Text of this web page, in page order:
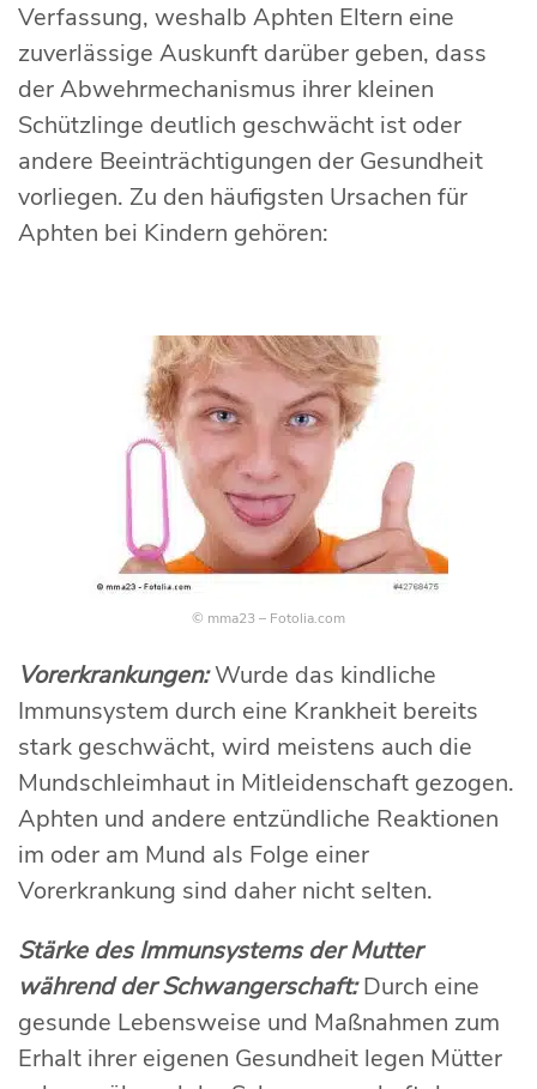
Verfassung, weshalb Aphten Eltern eine
zuverlässige Auskunft darüber geben, dass
der Abwehrmechanismus ihrer kleinen
Schützlinge deutlich geschwächt ist oder
andere Beeinträchtigungen der Gesundheit
vorliegen. Zu den häufigsten Ursachen für
Aphten bei Kindern gehören:
© mma23 – Fotolia.com
Vorerkrankungen:Wurde das kindliche
Immunsystem durch eine Krankheit bereits
stark geschwächt, wird meistens auch die
Mundschleimhaut in Mitleidenschaft gezogen.
Aphten und andere entzündliche Reaktionen
im oder am Mund als Folge einer
Vorerkrankung sind daher nicht selten.
Stärke des Immunsystems der Mutter
während der Schwangerschaft:Durch eine
gesunde Lebensweise und Maßnahmen zum
Erhalt ihrer eigenen Gesundheit legen Mütter